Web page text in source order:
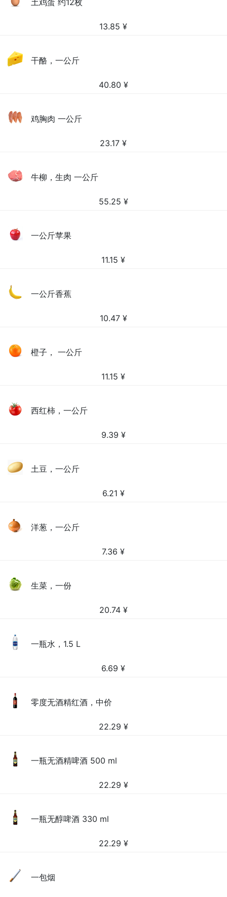
土鸡蛋 约12枚
13.85 ¥
干酪，一公斤
40.80 ¥
鸡胸肉 一公斤
23.17 ¥
牛柳，生肉 一公斤
55.25 ¥
一公斤苹果
11.15 ¥
一公斤香蕉
10.47 ¥
橙子， 一公斤
11.15 ¥
西红柿，一公斤
9.39 ¥
土豆，一公斤
6.21 ¥
洋葱，一公斤
7.36 ¥
生菜，一份
20.74 ¥
一瓶水，1.5 L
6.69 ¥
零度无酒精红酒，中价
22.29 ¥
一瓶无酒精啤酒 500 ml
22.29 ¥
一瓶无醇啤酒 330 ml
22.29 ¥
一包烟